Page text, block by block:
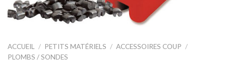
ACCUEIL / PETITS MATÉRIELS / ACCESSOIRES COUP /
PLOMBS / SONDES